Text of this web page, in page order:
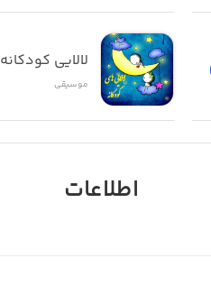
لالایی کودکانه
موسیقی
اطلاعات